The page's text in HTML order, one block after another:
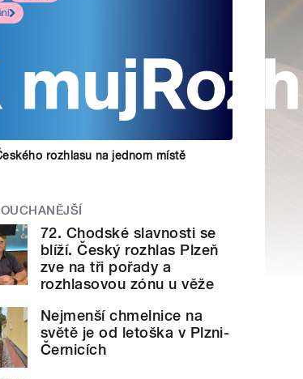
rozhlasu na jednom místě
72. Chodské slavnosti se
blíží. Český rozhlas Plzeň
zve na tři pořady a
rozhlasovou zónu u věže
Nejmenší chmelnice na
světě je od letoška v Plzni-
Černicích